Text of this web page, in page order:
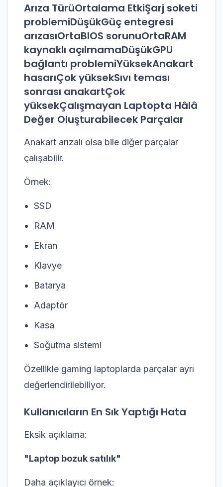
Arıza TürüOrtalama EtkiŞarj soketi
problemiDüşükGüç entegresi
arızasıOrtaBIOS sorunuOrtaRAM
kaynaklı açılmamaDüşükGPU
bağlantı problemiYüksekAnakart
hasarıÇok yüksekSıvı teması
sonrası anakartÇok
yüksekÇalışmayan Laptopta Hâlâ
Değer Oluşturabilecek Parçalar
Anakart arızalı olsa bile diğer parçalar
çalışabilir.
Örnek:
SSD
RAM
Ekran
Klavye
Batarya
Adaptör
Kasa
Soğutma sistemi
Özellikle gaming laptoplarda parçalar ayrı
değerlendirilebiliyor.
Kullanıcıların En Sık Yaptığı Hata
Eksik açıklama:
"Laptop bozuk satılık"
Daha açıklayıcı örnek: